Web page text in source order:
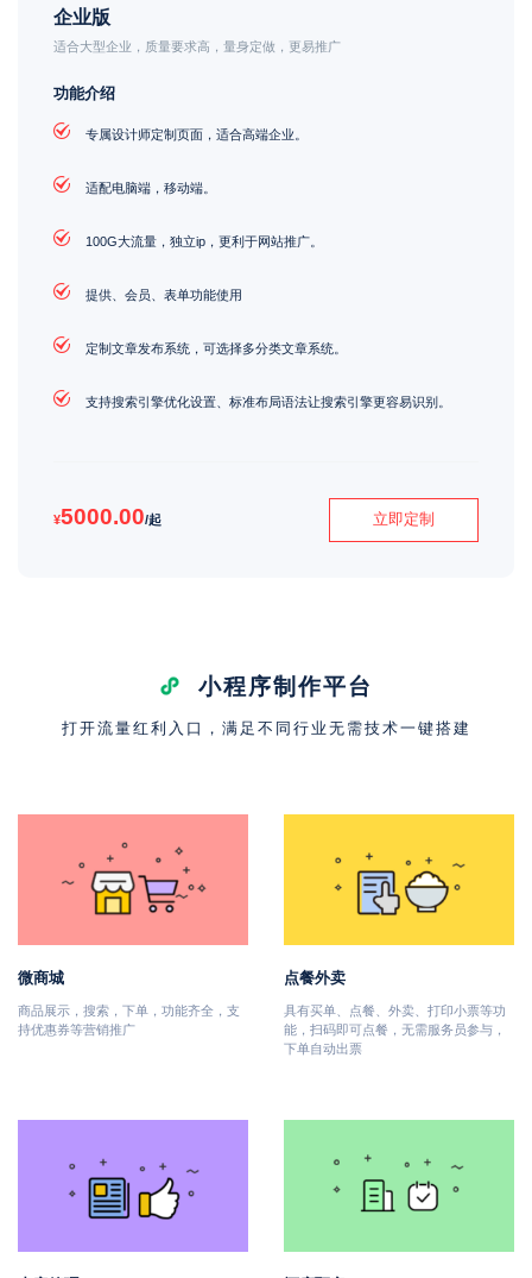
企业版
适合大型企业，质量要求高，量身定做，更易推广
功能介绍
专属设计师定制页面，适合高端企业。
适配电脑端，移动端。
100G大流量，独立ip，更利于网站推广。
提供、会员、表单功能使用
定制文章发布系统，可选择多分类文章系统。
支持搜索引擎优化设置、标准布局语法让搜索引擎更容易识别。
¥5000.00/起 立即定制
小程序制作平台
打开流量红利入口，满足不同行业无需技术一键搭建
微商城
商品展示，搜索，下单，功能齐全，支
持优惠券等营销推广
点餐外卖
具有买单、点餐、外卖、打印小票等功
能，扫码即可点餐，无需服务员参与，
下单自动出票